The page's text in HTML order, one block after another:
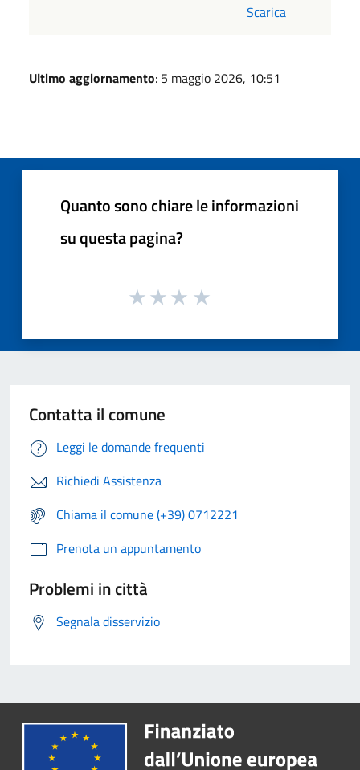
Scarica
Ultimo aggiornamento: 5 maggio 2026, 10:51
Quanto sono chiare le informazioni
su questa pagina?
Contatta il comune
Leggi le domande frequenti
Richiedi Assistenza
Chiama il comune (+39) 0712221
Prenota un appuntamento
Problemi in città
Segnala disservizio